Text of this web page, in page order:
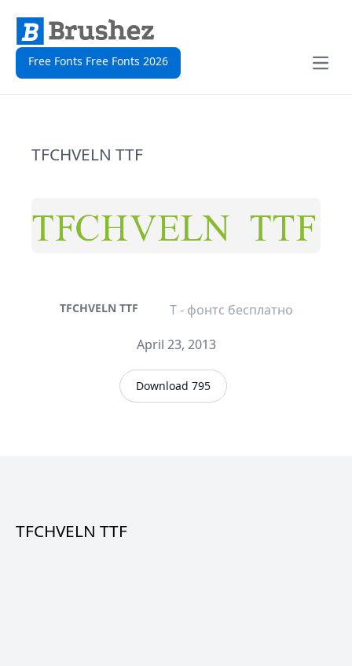
Free Fonts Free Fonts 2026
Open
TFCHVELN TTF
TFCHVELN TTF
T - фонтс бесплатно
April 23, 2013
Download 795
TFCHVELN TTF